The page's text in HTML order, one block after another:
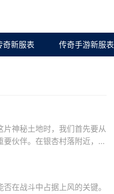
奇新服表 传奇手游新服表
神秘土地时，我们首先要从
伙伴。在银杏村落附近，通
在战斗中占据上风的关键。